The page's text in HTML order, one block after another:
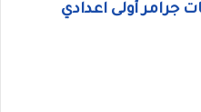
وتدريبات جرامر أولى اعدادي